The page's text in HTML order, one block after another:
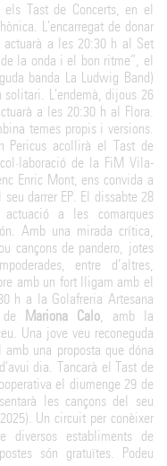
Tast de Concerts, en el
L'encarregat de donar
actuarà a les 20:30 h al Set
la onda i el bon ritme”, el
banda La Ludwig Band)
solitari. L'endemà, dijous 26
a les 20:30 h al Flora.
temes propis i versions.
Pericus acollirà el Tast de
de la FiM Vila-
Enric Mont, ens convida a
darrer EP. El dissabte 28
a les comarques
Amb una mirada crítica,
cançons de pandero, jotes
entre d’altres,
amb un fort lligam amb el
h a la Golafreria Artesana
Mariona Calo, amb la
Una jove veu reconeguda
una proposta que dóna
dia. Tancarà el Tast de
el diumenge 29 de
les cançons del seu
Un circuit per conèixer
diversos establiments de
són gratuïtes. Podeu